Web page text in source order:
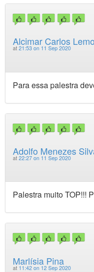
Alcimar Carlos
at 21:53 on 11 Sep 2020
Para essa palestra
Adolfo Menezes
at 22:27 on 11 Sep 2020
Palestra muito TOP!!!
Marlísia Pina
at 11:42 on 12 Sep 2020